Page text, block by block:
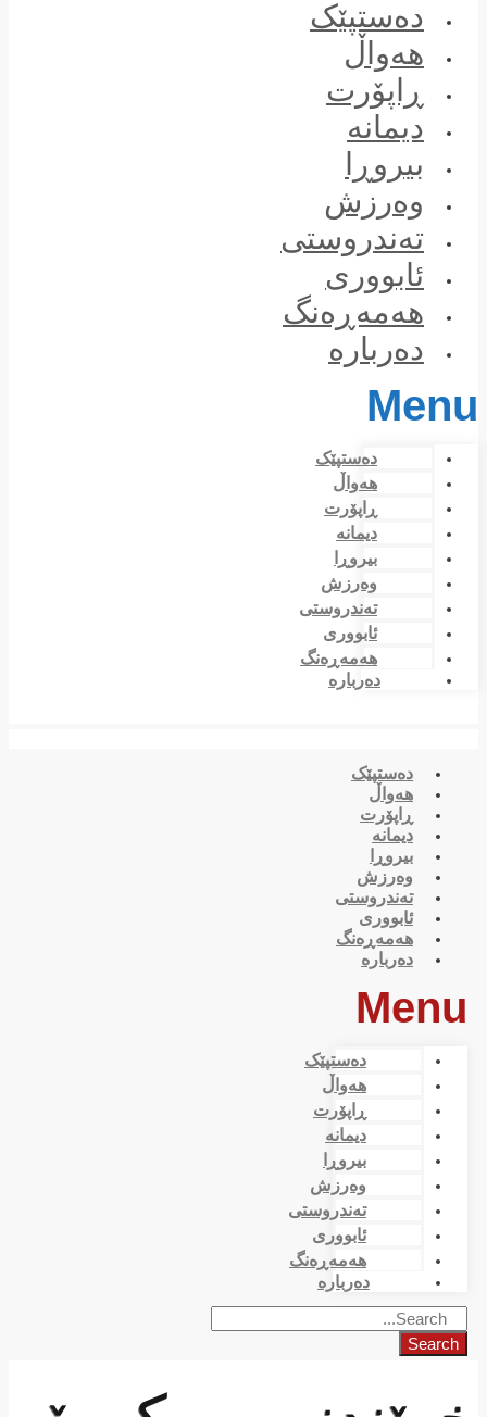
دەستپێک
هەواڵ
ڕاپۆرت
دیمانە
بیروڕا
وەرزش
تەندروستی
ئابووری
هەمەڕەنگ
دەربارە
Menu
دەستپێک
هەواڵ
ڕاپۆرت
دیمانە
بیروڕا
وەرزش
تەندروستی
ئابووری
هەمەڕەنگ
دەربارە
دەستپێک
هەواڵ
ڕاپۆرت
دیمانە
بیروڕا
وەرزش
تەندروستی
ئابووری
هەمەڕەنگ
دەربارە
Menu
دەستپێک
هەواڵ
ڕاپۆرت
دیمانە
بیروڕا
وەرزش
تەندروستی
ئابووری
هەمەڕەنگ
دەربارە
Search